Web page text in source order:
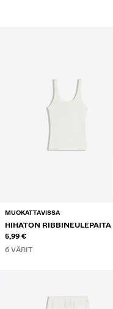
MUOKATTAVISSA
HIHATON RIBBINEULEPAITA
5,99 €
6 VÄRIT